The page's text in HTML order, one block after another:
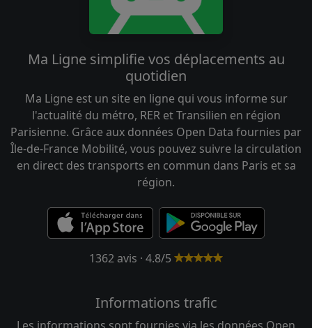
Ma Ligne simplifie vos déplacements au
quotidien
Ma Ligne est un site en ligne qui vous informe sur
l'actualité du métro, RER et Transilien en région
Parisienne. Grâce aux données Open Data fournies par
Île-de-France Mobilité, vous pouvez suivre la circulation
en direct des transports en commun dans Paris et sa
région.
1362 avis · 4.8/5
Informations trafic